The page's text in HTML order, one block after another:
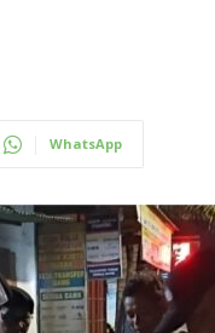
WhatsApp